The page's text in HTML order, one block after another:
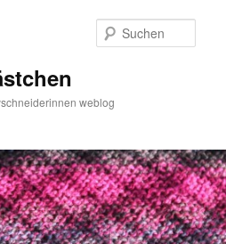
weblog